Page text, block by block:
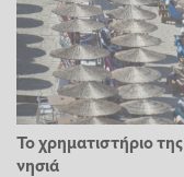
Το χρηματιστήριο
νησιά